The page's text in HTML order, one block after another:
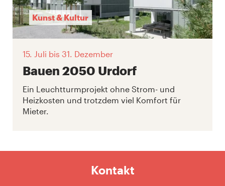
Kunst & Kultur
15. Juli bis 31. Dezember
Bauen 2050 Urdorf
Ein Leuchtturmprojekt ohne Strom- und
Heizkosten und trotzdem viel Komfort für
Mieter.
Kontakt